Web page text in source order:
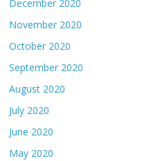
December 2020
November 2020
October 2020
September 2020
August 2020
July 2020
June 2020
May 2020